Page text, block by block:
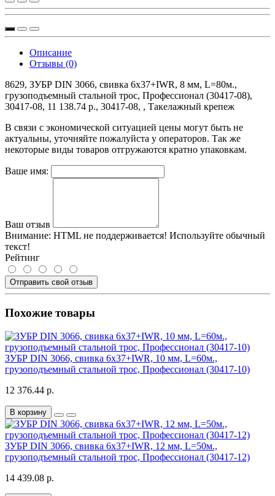
Описание
Отзывы (0)
8629, ЗУБР DIN 3066, свивка 6х37+IWR, 8 мм, L=80м.,
грузоподъемный стальной трос, Профессионал (30417-08),
30417-08, 11 138.74 р., 30417-08, , Такелажный крепеж
В связи с экономической ситуацией цены могут быть не
актуальны, уточняйте пожалуйста у операторов. Так же
некоторые виды товаров отгружаются кратно упаковкам.
Ваше имя:
Ваш отзыв
Внимание: HTML не поддерживается! Используйте обычный
текст!
Рейтинг
Отправить свой отзыв
Похожие товары
ЗУБР DIN 3066, свивка 6х37+IWR, 10 мм, L=60м.,
грузоподъемный стальной трос, Профессионал (30417-10)
12 376.44 р.
В корзину
ЗУБР DIN 3066, свивка 6х37+IWR, 12 мм, L=50м.,
грузоподъемный стальной трос, Профессионал (30417-12)
14 439.08 р.